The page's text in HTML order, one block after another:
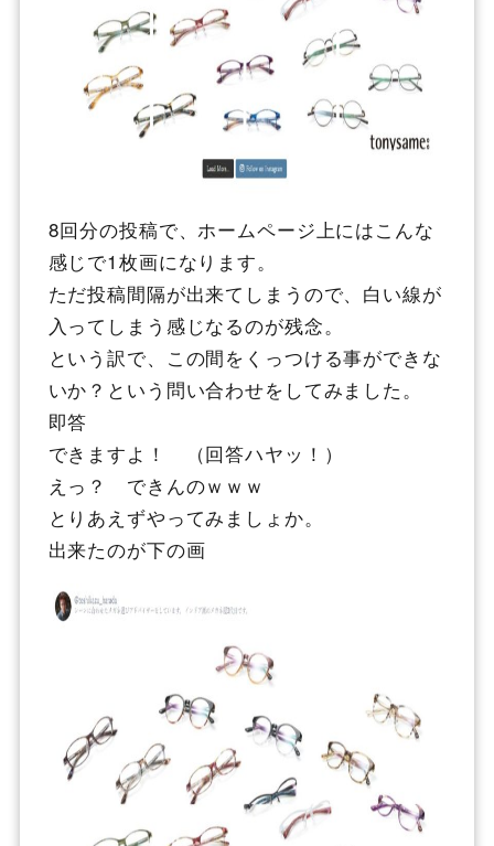
8回分の投稿で、ホームページ上にはこんな
感じで1枚画になります。
ただ投稿間隔が出来てしまうので、白い線が
入ってしまう感じなるのが残念。
という訳で、この間をくっつける事ができな
いか？という問い合わせをしてみました。
即答
できますよ！ （回答ハヤッ！）
えっ？ できんのｗｗｗ
とりあえずやってみましょか。
出来たのが下の画